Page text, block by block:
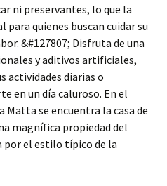
ni preservantes, lo que la
quienes buscan cuidar su
&#127807; Disfruta de una
y aditivos artificiales,
actividades diarias o
en un día caluroso. En el
Matta se encuentra la casa de
magnífica propiedad del
por el estilo típico de la